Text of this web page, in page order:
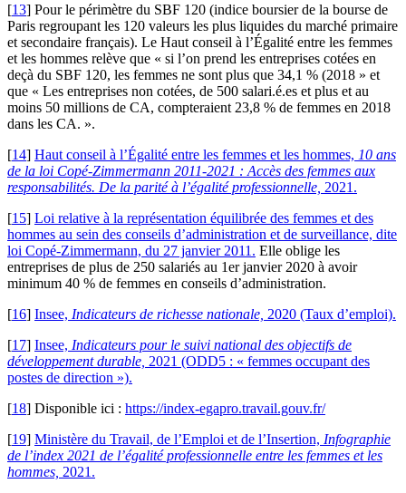
[13] Pour le périmètre du SBF 120 (indice boursier de la bourse de
Paris regroupant les 120 valeurs les plus liquides du marché primaire
et secondaire français). Le Haut conseil à l’Égalité entre les femmes
et les hommes relève que « si l’on prend les entreprises cotées en
deçà du SBF 120, les femmes ne sont plus que 34,1 % (2018 » et
que « Les entreprises non cotées, de 500 salari.é.es et plus et au
moins 50 millions de CA, compteraient 23,8 % de femmes en 2018
dans les CA. ».
[14] Haut conseil à l’Égalité entre les femmes et les hommes, 10 ans
de la loi Copé-Zimmermann 2011-2021 : Accès des femmes aux
responsabilités. De la parité à l’égalité professionnelle, 2021.
[15] Loi relative à la représentation équilibrée des femmes et des
hommes au sein des conseils d’administration et de surveillance, dite
loi Copé-Zimmermann, du 27 janvier 2011. Elle oblige les
entreprises de plus de 250 salariés au 1er janvier 2020 à avoir
minimum 40 % de femmes en conseils d’administration.
[16] Insee, Indicateurs de richesse nationale, 2020 (Taux d’emploi).
[17] Insee, Indicateurs pour le suivi national des objectifs de
développement durable, 2021 (ODD5 : « femmes occupant des
postes de direction »).
[18] Disponible ici : https://index-egapro.travail.gouv.fr/
[19] Ministère du Travail, de l’Emploi et de l’Insertion, Infographie
de l’index 2021 de l’égalité professionnelle entre les femmes et les
hommes, 2021.